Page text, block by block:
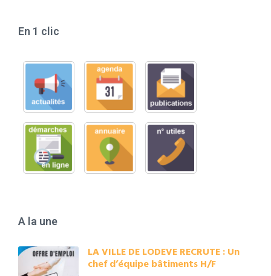
En 1 clic
A la une
LA VILLE DE LODEVE RECRUTE : Un
chef d’équipe bâtiments H/F